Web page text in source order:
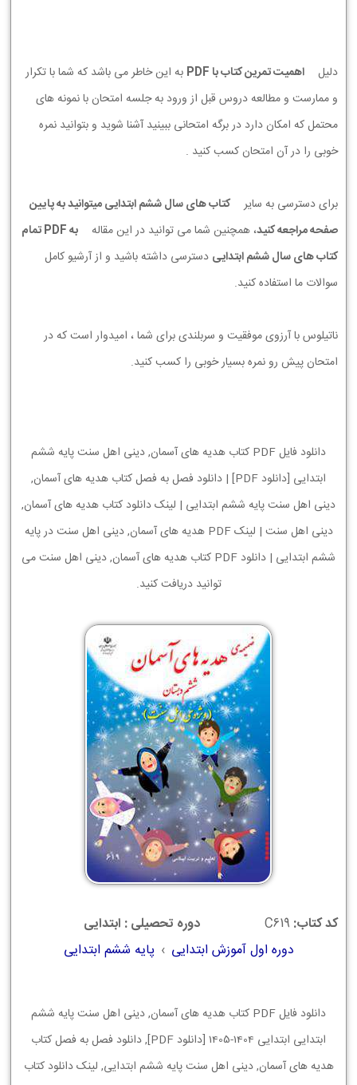
دلیل اهمیت تمرین کتاب با PDF
به این خاطر می باشد که شما با تکرار
و ممارست و مطالعه دروس قبل از ورود به جلسه امتحان با نمونه های
محتمل که امکان دارد در برگه امتحانی ببینید آشنا شوید و بتوانید نمره
خوبی را در آن امتحان کسب کنید .
برای دسترسی به سایر
کتاب های سال ششم ابتدایی میتوانید به پایین
صفحه مراجعه کنید، همچنین شما می توانید در این مقاله
به PDF تمام
کتاب های سال ششم ابتدایی دسترسی داشته باشید و از آرشیو کامل
سوالات ما استفاده کنید.
ناتیلوس با آرزوی موفقیت و سربلندی برای شما ، امیدوار است که در
امتحان پیش رو نمره بسیار خوبی را کسب کنید.
دانلود فایل PDF کتاب هدیه های آسمان, دینی اهل سنت پایه ششم
ابتدایی [دانلود PDF] | دانلود فصل به فصل کتاب هدیه های آسمان,
دینی اهل سنت پایه ششم ابتدایی | لینک دانلود کتاب هدیه های آسمان,
دینی اهل سنت | لینک PDF هدیه های آسمان, دینی اهل سنت در پایه
ششم ابتدایی | دانلود PDF کتاب هدیه های آسمان, دینی اهل سنت می
توانید دریافت کنید.
کد کتاب: C619
دوره تحصیلی : ابتدایی
دوره اول آموزش ابتدایی › پایه ششم ابتدایی
دانلود فایل PDF کتاب هدیه های آسمان, دینی اهل سنت پایه ششم
ابتدایی ابتدایی 1404-1405 [دانلود PDF], دانلود فصل به فصل کتاب
هدیه های آسمان, دینی اهل سنت پایه ششم ابتدایی, لینک دانلود کتاب